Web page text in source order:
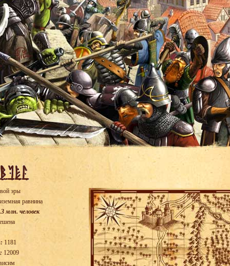
эры
равнина
млн. человек
1181
12009